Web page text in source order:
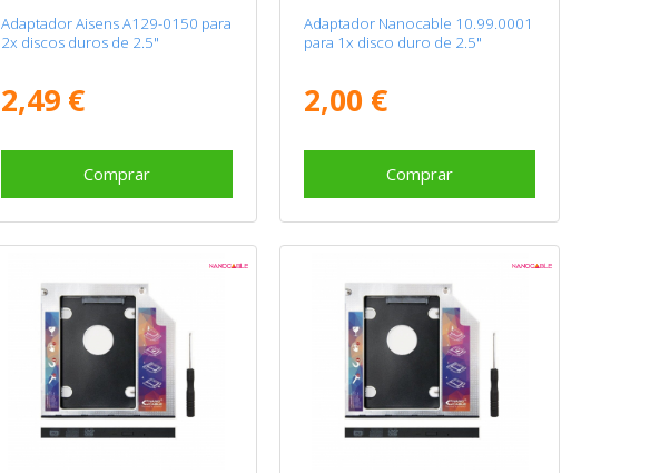
Adaptador Aisens A129-0150 para
2x discos duros de 2.5"
2,49 €
Comprar
Adaptador Nanocable 10.99.0001
para 1x disco duro de 2.5"
2,00 €
Comprar